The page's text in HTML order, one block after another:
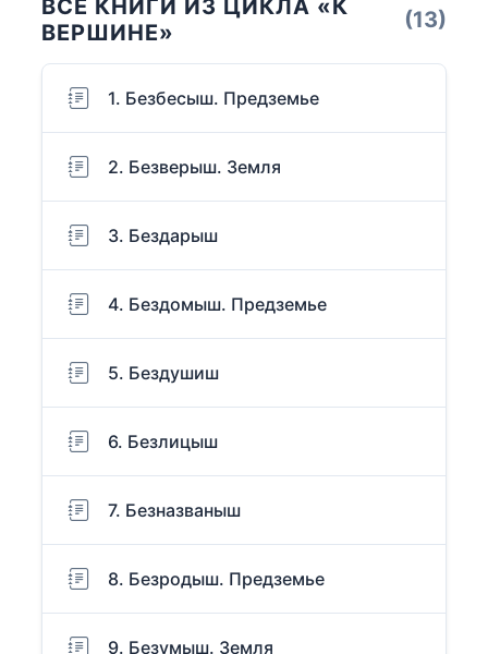
ВСЕ КНИГИ ИЗ ЦИКЛА «К
ВЕРШИНЕ»
(13)
1. Безбесыш. Предземье
2. Безверыш. Земля
3. Бездарыш
4. Бездомыш. Предземье
5. Бездушиш
6. Безлицыш
7. Безназваныш
8. Безродыш. Предземье
9. Безумыш. Земля